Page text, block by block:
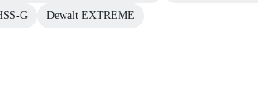
G Dewalt EXTREME